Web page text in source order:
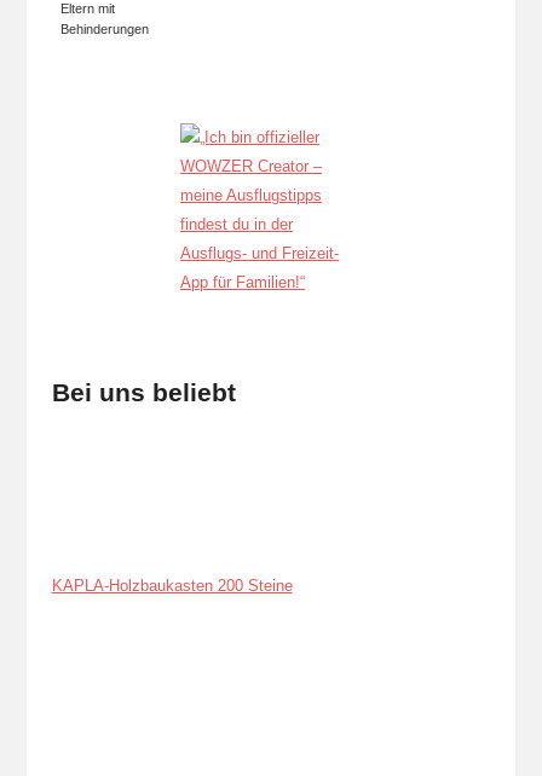
Eltern mit
Behinderungen
Bei uns beliebt
KAPLA-Holzbaukasten 200 Steine